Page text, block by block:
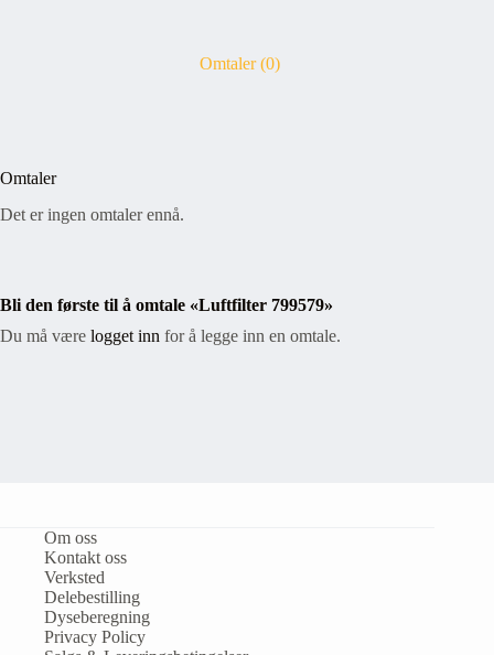
Omtaler (0)
Omtaler
Det er ingen omtaler ennå.
Bli den første til å omtale «Luftfilter 799579»
Du må være logget inn for å legge inn en omtale.
Om oss
Kontakt oss
Verksted
Delebestilling
Dyseberegning
Privacy Policy